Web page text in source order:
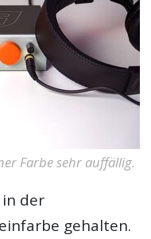
Farbe sehr auffällig.
der
gehalten.